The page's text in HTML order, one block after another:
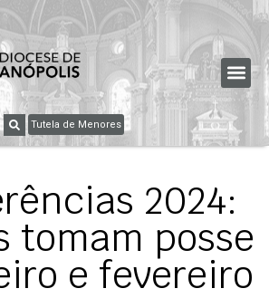
Tutela de Menores
2024:
tomam posse
e fevereiro